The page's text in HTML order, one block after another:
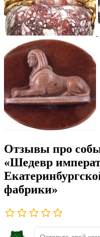
Отзывы про
«Шедевр
фабрики»